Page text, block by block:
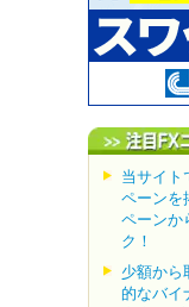
当サイト
ペーンを
ペーンか
ク！
少額から
的なバイ